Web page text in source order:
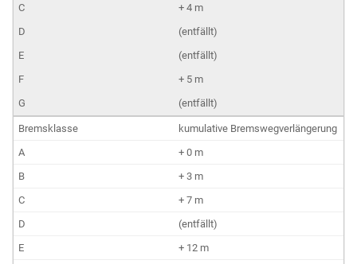
+ 4 m
(entfällt)
(entfällt)
+ 5 m
(entfällt)
kumulative Bremswegverlängerung
+ 0 m
+ 3 m
+ 7 m
(entfällt)
+ 12 m